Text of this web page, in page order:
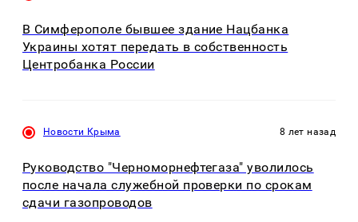
В Симферополе бывшее здание Нацбанка
Украины хотят передать в собственность
Центробанка России
Новости Крыма 8 лет назад
Руководство "Черноморнефтегаза" уволилось
после начала служебной проверки по срокам
сдачи газопроводов